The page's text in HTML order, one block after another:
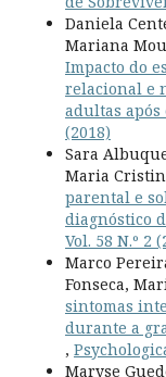
Daniela
Mariana
Impacto do
relacional e
adultas após
(2018)
Sara
Maria
parental e
diagnóstico
Vol. 58 N.º 2
Marco
Fonseca,
sintomas
durante a
,
Maryse